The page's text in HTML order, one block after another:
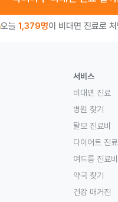
오늘 1,379명이 비대면 진료로
서비스
비대면 진료
병원 찾기
탈모 진료비
다이어트 진료
여드름 진료비
약국 찾기
건강 매거진